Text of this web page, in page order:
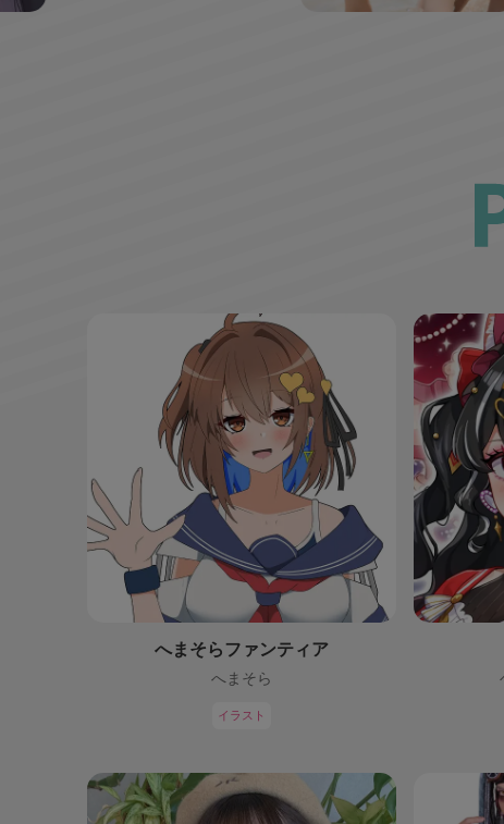
へまそらファンティア
へまそら
イラスト